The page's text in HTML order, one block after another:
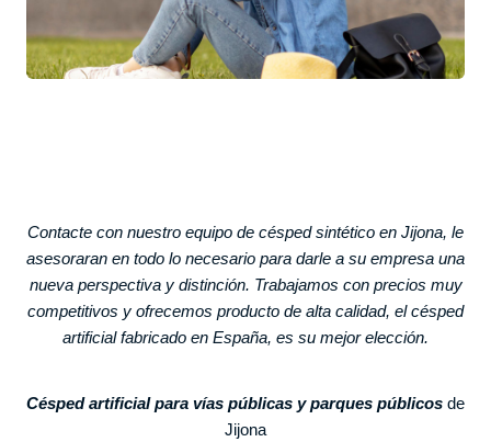
Contacte con nuestro equipo de césped sintético en Jijona, le
asesoraran en todo lo necesario para darle a su empresa una
nueva perspectiva y distinción. Trabajamos con precios muy
competitivos y ofrecemos producto de alta calidad, el césped
artificial fabricado en España, es su mejor elección.
Césped artificial para vías públicas y parques públicos de
Jijona